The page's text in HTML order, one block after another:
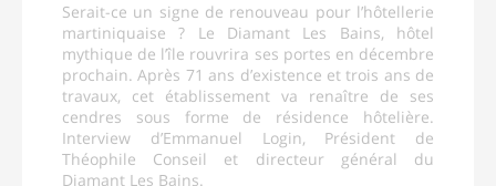
Serait-ce un signe de renouveau pour l’hôtellerie
martiniquaise ? Le Diamant Les Bains, hôtel
mythique de l’île rouvrira ses portes en décembre
prochain. Après 71 ans d’existence et trois ans de
travaux, cet établissement va renaître de ses
cendres sous forme de résidence hôtelière.
Interview d’Emmanuel Login, Président de
Théophile Conseil et directeur général du
Diamant Les Bains.